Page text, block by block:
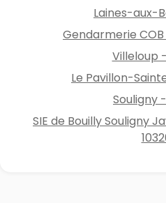
Laines-aux-
Gendarmerie COB
Villeloup
Le Pavillon-
Souligny
SIE de Bouilly Souligny